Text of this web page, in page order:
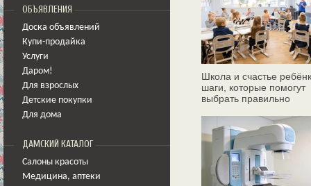
ОБЪЯВЛЕНИЯ
Доска объявлений
Купи-продайка
Услуги
Даром!
Для взрослых
Детские покупки
Для дома
ДАМСКИЙ КАТАЛОГ
Салоны красоты
Медицина, аптеки
Школа и счастье
шаги, которые помогут
выбрать правильно